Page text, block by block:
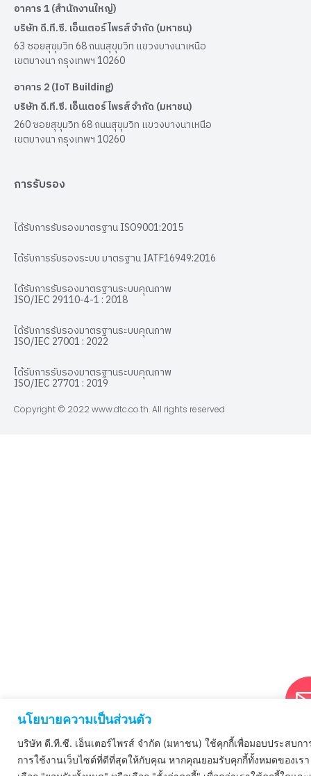
นโยบายความเป็นส่วนตัว
บริษัท ดี.ที.ซี. เอ็นเตอร์ไพรส์ จำกัด (มหาชน) ใช้คุกกี้เพื่อมอบประสบก
การใช้งานเว็บไซต์ที่ดีที่สุดให้กับคุณ หากคุณยอมรับคุกกี้ทั้งหมดของเรา
อาคาร 1 (สำนักงานใหญ่)
บริษัท ดี.ที.ซี. เอ็นเตอร์ไพรส์ จำกัด (มหาชน)
63 ซอยสุขุมวิท 68 ถนนสุขุมวิท แขวงบางนาเหนือ
เขตบางนา กรุงเทพฯ 10260
อาคาร 2 (IoT Building)
บริษัท ดี.ที.ซี. เอ็นเตอร์ไพรส์ จำกัด (มหาชน)
260 ซอยสุขุมวิท 68 ถนนสุขุมวิท แขวงบางนาเหนือ
เขตบางนา กรุงเทพฯ 10260
การรับรอง
ได้รับการรับรองมาตรฐาน ISO9001:2015
ได้รับการรับรองระบบ มาตรฐาน IATF16949:2016
ได้รับการรับรองมาตรฐานระบบคุณภาพ
ISO/IEC 29110-4-1 : 2018
ได้รับการรับรองมาตรฐานระบบคุณภาพ
ISO/IEC 27001 : 2022
ได้รับการรับรองมาตรฐานระบบคุณภาพ
ISO/IEC 27701 : 2019
Copyright © 2022 www.dtc.co.th. All rights reserved